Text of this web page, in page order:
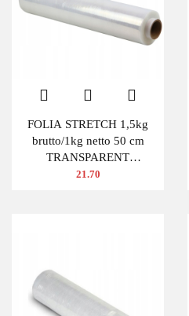
FOLIA STRETCH 1,5kg
brutto/1kg netto 50 cm
TRANSPARENT
BEZBARWNA
21.70